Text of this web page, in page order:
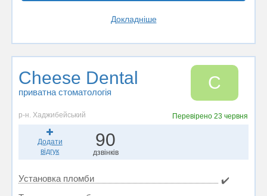
Докладніше
Cheese Dental
приватна стоматологія C
р-н. Хаджибейський Перевірено23 червня
Додати
відгук
90
дзвінків
Установка пломби
✔️